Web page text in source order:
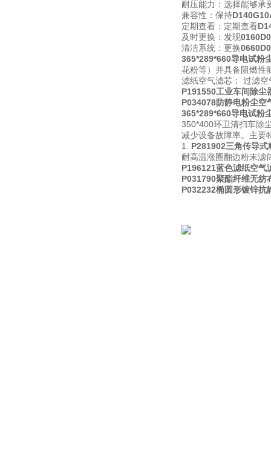
耐压能力：选择能够承
兼容性：保持
定期查看：定期查看
及时更换：发现
清洁系统：更换
365*289*660导电试粉
花粉等）并具备阻燃性
滤纸空气滤芯： 过滤
P191550工业车间除尘
P034078防静电粉尘空
365*289*660导电试粉
350*400环卫清扫车除
减少设备故障率。主要
1. P281902三角传导式
耐高温涨圈翻边粉末滤
P196121蓝色滤纸空气
P031790聚酯纤维无纺
P032232椭圆形镀锌抗